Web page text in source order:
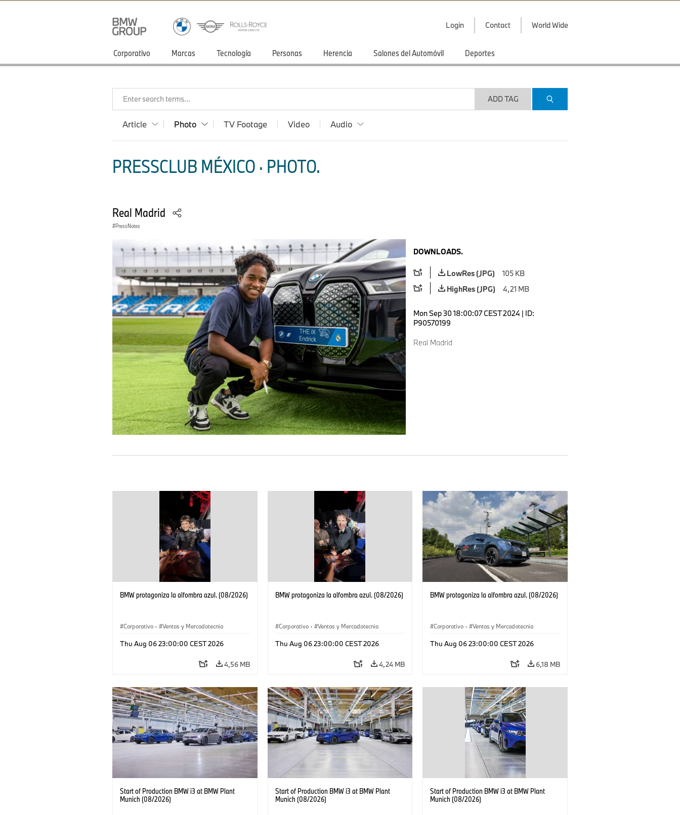
Login Contact World Wide
Corporativo Marcas Tecnología Personas Herencia Salones del Automóvil Deportes
Enter search terms... ADD TAG
Article Photo TV Footage Video Audio
PRESSCLUB MÉXICO · PHOTO.
Real Madrid
PressNotes
DOWNLOADS.
LowRes (JPG)
105 KB
HighRes (JPG)
4,21 MB
Mon Sep 30 18:00:07 CEST 2024 | ID:
P90570199
Real Madrid
BMW protagoniza la alfombra azul. (08/2026)
Corporativo · Ventas y Mercadotecnia
Thu Aug 06 23:00:00 CEST 2026
4,56 MB
BMW protagoniza la alfombra azul. (08/2026)
Corporativo · Ventas y Mercadotecnia
Thu Aug 06 23:00:00 CEST 2026
4,24 MB
BMW protagoniza la alfombra azul. (08/2026)
Corporativo · Ventas y Mercadotecnia
Thu Aug 06 23:00:00 CEST 2026
6,18 MB
Start of Production BMW i3 at BMW Plant
Munich (08/2026)
Start of Production BMW i3 at BMW Plant
Munich (08/2026)
Start of Production BMW i3 at BMW Plant
Munich (08/2026)